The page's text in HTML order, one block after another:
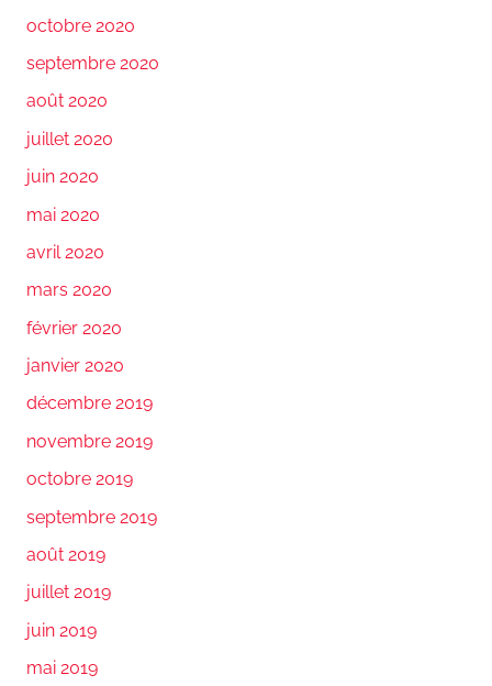
octobre 2020
septembre 2020
août 2020
juillet 2020
juin 2020
mai 2020
avril 2020
mars 2020
février 2020
janvier 2020
décembre 2019
novembre 2019
octobre 2019
septembre 2019
août 2019
juillet 2019
juin 2019
mai 2019